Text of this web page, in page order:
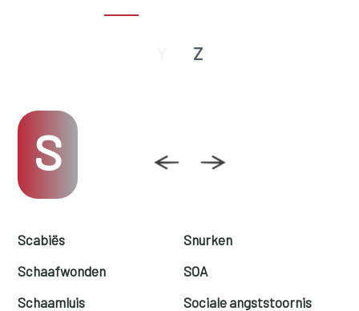
Z
S
Scabiës
Schaafwonden
Schaamluis
Snurken
SOA
Sociale angststoornis